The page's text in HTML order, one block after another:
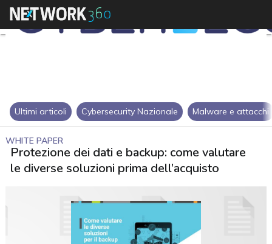
Ultimi articoli Cybersecurity Nazionale Malware e attacchi
WHITE PAPER
Protezione dei dati e backup: come valutare
le diverse soluzioni prima dell’acquisto